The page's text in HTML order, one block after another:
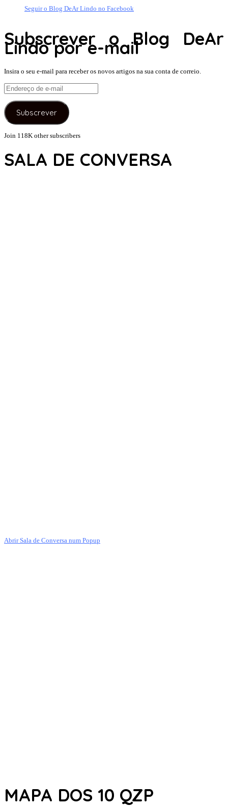
Seguir o Blog DeAr Lindo no Facebook
Subscrever o Blog DeAr
Lindo por e-mail
Insira o seu e-mail para receber os novos artigos na sua conta de correio.
Endereço
de
e-
mail
Subscrever
Join 118K other subscribers
SALA DE CONVERSA
Abrir Sala de Conversa num Popup
MAPA DOS 10 QZP